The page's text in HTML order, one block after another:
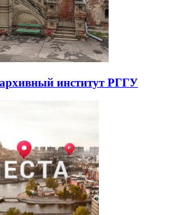
институт РГГУ